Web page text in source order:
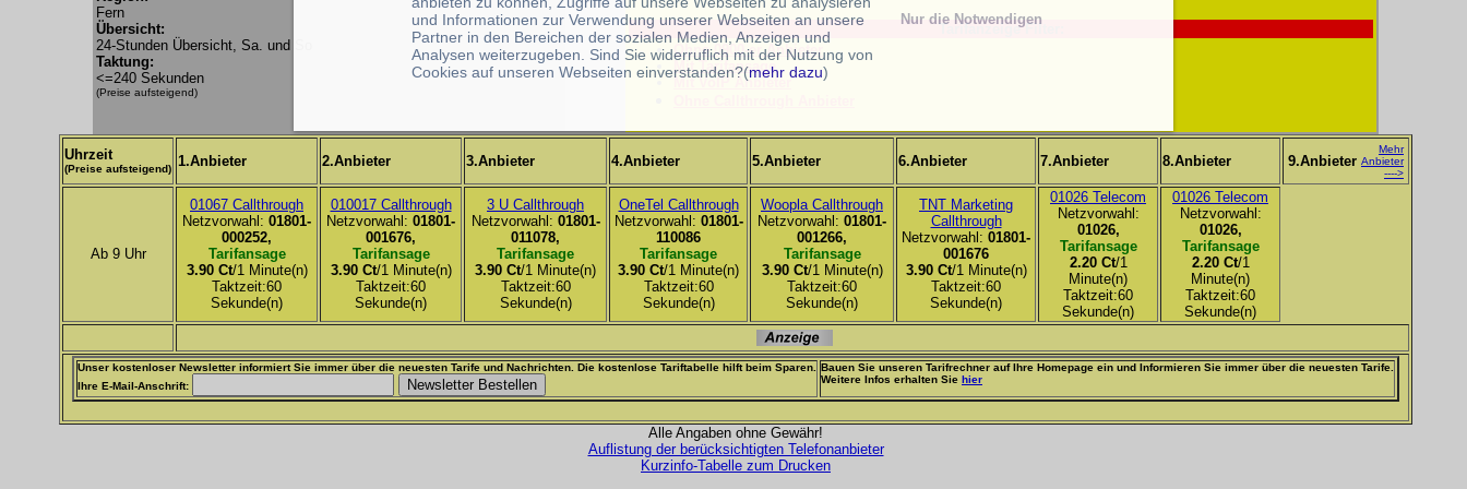
Fern
Übersicht:
24-Stunden Übersicht, Sa. und So
Taktung:
<=240 Sekunden
(Preise aufsteigend)
Tarifanzeige Filter:
Ohne 0900-er Anbieter
Mit Tarifansage
Mit VoIP Anbieter
Uhrzeit
(Preise aufsteigend) 1.Anbieter 2.Anbieter 3.Anbieter 4.Anbieter 5.Anbieter 6.Anbieter 7.Anbieter 8.Anbieter 9.Anbieter
Mehr
Anbieter
---->
Ab 9 Uhr
01067 Callthrough
Netzvorwahl: 01801-
000252,
Tarifansage
3.90 Ct/1 Minute(n)
Taktzeit:60
Sekunde(n)
010017 Callthrough
Netzvorwahl: 01801-
001676,
Tarifansage
3.90 Ct/1 Minute(n)
Taktzeit:60
Sekunde(n)
3 U Callthrough
Netzvorwahl: 01801-
011078,
Tarifansage
3.90 Ct/1 Minute(n)
Taktzeit:60
Sekunde(n)
OneTel Callthrough
Netzvorwahl: 01801-
110086
Tarifansage
3.90 Ct/1 Minute(n)
Taktzeit:60
Sekunde(n)
Woopla Callthrough
Netzvorwahl: 01801-
001266,
Tarifansage
3.90 Ct/1 Minute(n)
Taktzeit:60
Sekunde(n)
TNT Marketing
Callthrough
Netzvorwahl: 01801-
001676
3.90 Ct/1 Minute(n)
Taktzeit:60
Sekunde(n)
01026 Telecom
Netzvorwahl:
01026,
Tarifansage
2.20 Ct/1
Minute(n)
Taktzeit:60
Sekunde(n)
01026 Telecom
Netzvorwahl:
01026,
Tarifansage
2.20 Ct/1
Minute(n)
Taktzeit:60
Sekunde(n)
Unser kostenloser Newsletter informiert Sie immer über die neuesten Tarife und Nachrichten. Die kostenlose Tariftabelle hilft beim Sparen.
Ihre E-Mail-Anschrift:
Bauen Sie unseren Tarifrechner auf Ihre Homepage ein und Informieren Sie immer über die neuesten Tarife.
Weitere Infos erhalten Sie hier
Alle Angaben ohne Gewähr!
Auflistung der berücksichtigten Telefonanbieter
Kurzinfo-Tabelle zum Drucken
und Informationen zur Verwendung unserer Webseiten an unsere
Partner in den Bereichen der sozialen Medien, Anzeigen und
Analysen weiterzugeben. Sind Sie widerruflich mit der Nutzung von
Cookies auf unseren Webseiten einverstanden?(mehr dazu)
Nur die Notwendigen